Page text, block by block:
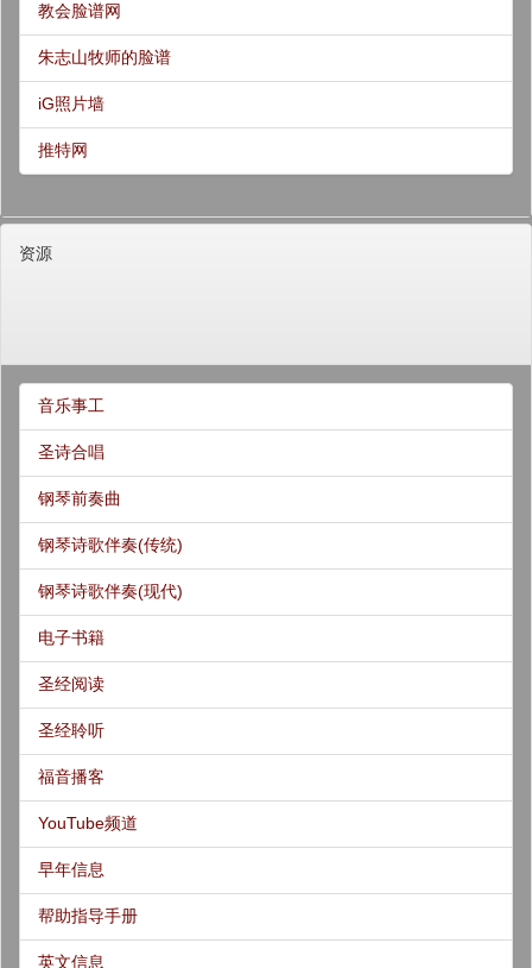
教会脸谱网
朱志山牧师的脸谱
iG照片墙
推特网
资源
音乐事工
圣诗合唱
钢琴前奏曲
钢琴诗歌伴奏(传统)
钢琴诗歌伴奏(现代)
电子书籍
圣经阅读
圣经聆听
福音播客
YouTube频道
早年信息
帮助指导手册
英文信息